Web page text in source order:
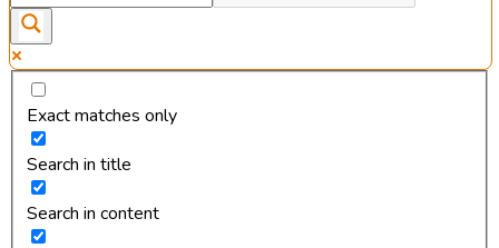
Exact matches only
Search in title
Search in content